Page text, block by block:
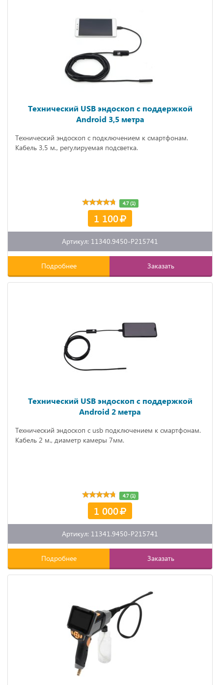
Технический USB эндоскоп с поддержкой
Android 3,5 метра
Технический эндоскоп с подключением к смартфонам.
Кабель 3,5 м., регулируемая подсветка.
4.7 (1)
1 100
Артикул: 11340.9450-P215741
Подробнее Заказать
Технический USB эндоскоп с поддержкой
Android 2 метра
Технический эндоскоп с usb подключением к смартфонам.
Кабель 2 м., диаметр камеры 7мм.
4.7 (1)
1 000
Артикул: 11341.9450-P215741
Подробнее Заказать